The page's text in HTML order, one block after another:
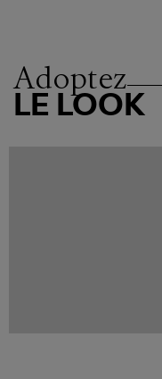
Adoptez
LE LOOK